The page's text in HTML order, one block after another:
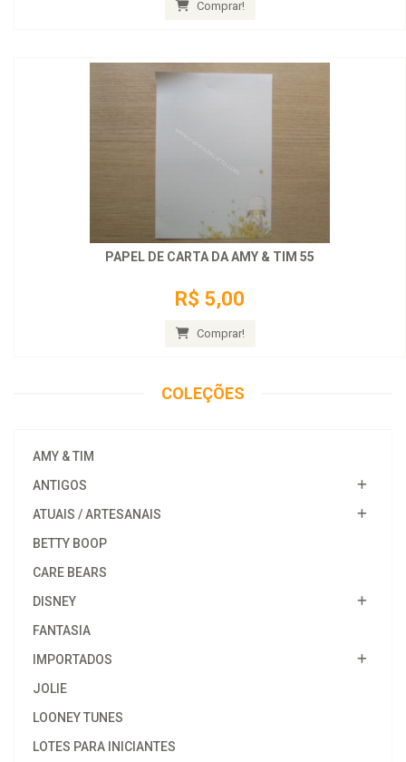
Comprar!
PAPEL DE CARTA DA AMY & TIM 55
R$ 5,00
Comprar!
COLEÇÕES
AMY & TIM
ANTIGOS
ATUAIS / ARTESANAIS
BETTY BOOP
CARE BEARS
DISNEY
FANTASIA
IMPORTADOS
JOLIE
LOONEY TUNES
LOTES PARA INICIANTES